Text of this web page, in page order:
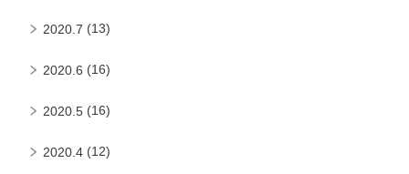
2020.7 (13)
2020.6 (16)
2020.5 (16)
2020.4 (12)